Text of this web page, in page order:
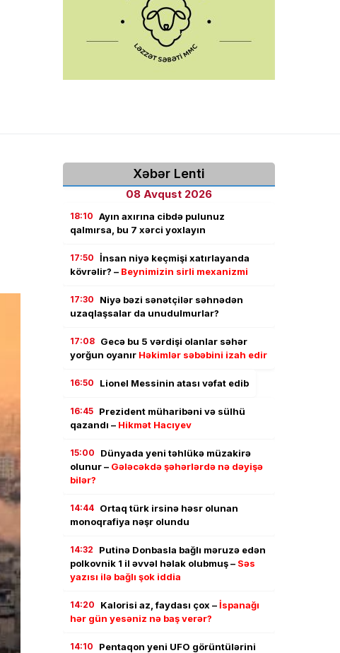
Xəbər Lenti
08 Avqust 2026
18:10 Ayın axırına cibdə pulunuz
qalmırsa, bu 7 xərci yoxlayın
17:50 İnsan niyə keçmişi xatırlayanda
kövrəlir? – Beynimizin sirli mexanizmi
17:30
Niyə bəzi sənətçilər səhnədən
uzaqlaşsalar da unudulmurlar?
17:08 Gecə bu 5 vərdişi olanlar səhər
yorğun oyanır Həkimlər səbəbini izah edir
16:50 Lionel Messinin atası vəfat edib
16:45 Prezident müharibəni və sülhü
qazandı – Hikmət Hacıyev
15:00
Dünyada yeni təhlükə müzakirə
olunur – Gələcəkdə şəhərlərdə nə dəyişə
bilər?
14:44 Ortaq türk irsinə həsr olunan
monoqrafiya nəşr olundu
14:32
Putinə Donbasla bağlı məruzə edən
polkovnik 1 il əvvəl həlak olubmuş – Səs
yazısı ilə bağlı şok iddia
14:20 Kalorisi az, faydası çox –İspanağı
hər gün yesəniz nə baş verər?
14:10
Pentaqon yeni UFO görüntülərini